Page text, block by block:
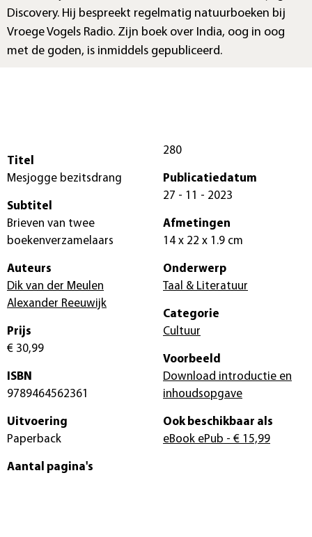
Discovery. Hij bespreekt regelmatig natuurboeken bij
Vroege Vogels Radio. Zijn boek over India, oog in oog
met de goden, is inmiddels gepubliceerd.
Titel
Mesjogge bezitsdrang
Subtitel
Brieven van twee
boekenverzamelaars
Auteurs
Dik van der Meulen
Alexander Reeuwijk
Prijs
€ 30,99
ISBN
9789464562361
Uitvoering
Paperback
Aantal pagina's
280
Publicatiedatum
27 - 11 - 2023
Afmetingen
14 x 22 x 1.9 cm
Onderwerp
Taal & Literatuur
Categorie
Cultuur
Voorbeeld
Download introductie en
inhoudsopgave
Ook beschikbaar als
eBook ePub - € 15,99